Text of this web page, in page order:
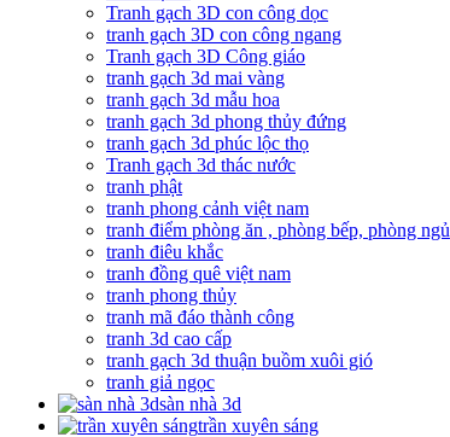
Tranh gạch 3D con công dọc
tranh gạch 3D con công ngang
Tranh gạch 3D Công giáo
tranh gạch 3d mai vàng
tranh gạch 3d mẫu hoa
tranh gạch 3d phong thủy đứng
tranh gạch 3d phúc lộc thọ
Tranh gạch 3d thác nước
tranh phật
tranh phong cảnh việt nam
tranh điểm phòng ăn , phòng bếp, phòng ngủ
tranh điêu khắc
tranh đồng quê việt nam
tranh phong thủy
tranh mã đáo thành công
tranh 3d cao cấp
tranh gạch 3d thuận buồm xuôi gió
tranh giả ngọc
sàn nhà 3d
trần xuyên sáng